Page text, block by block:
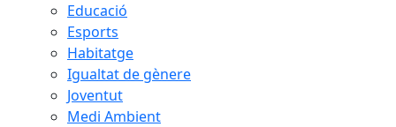
Educació
Esports
Habitatge
Igualtat de gènere
Joventut
Medi Ambient